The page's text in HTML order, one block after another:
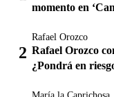
momento en
Rafael Orozco
Rafael Orozco
¿Pondrá en